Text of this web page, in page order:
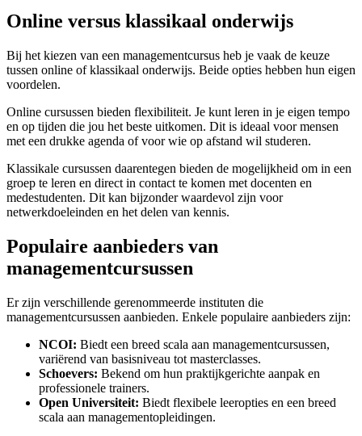
Online versus klassikaal onderwijs
Bij het kiezen van een managementcursus heb je vaak de keuze
tussen online of klassikaal onderwijs. Beide opties hebben hun eigen
voordelen.
Online cursussen bieden flexibiliteit. Je kunt leren in je eigen tempo
en op tijden die jou het beste uitkomen. Dit is ideaal voor mensen
met een drukke agenda of voor wie op afstand wil studeren.
Klassikale cursussen daarentegen bieden de mogelijkheid om in een
groep te leren en direct in contact te komen met docenten en
medestudenten. Dit kan bijzonder waardevol zijn voor
netwerkdoeleinden en het delen van kennis.
Populaire aanbieders van
managementcursussen
Er zijn verschillende gerenommeerde instituten die
managementcursussen aanbieden. Enkele populaire aanbieders zijn:
NCOI: Biedt een breed scala aan managementcursussen,
variërend van basisniveau tot masterclasses.
Schoevers: Bekend om hun praktijkgerichte aanpak en
professionele trainers.
Open Universiteit: Biedt flexibele leeropties en een breed
scala aan managementopleidingen.